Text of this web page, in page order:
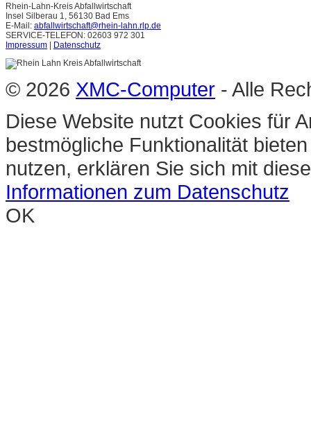
Rhein-Lahn-Kreis Abfallwirtschaft
Insel Silberau 1, 56130 Bad Ems
E-Mail: abfallwirtschaft@rhein-lahn.rlp.de
SERVICE-TELEFON: 02603 972 301
Impressum | Datenschutz
© 2026 XMC-Computer - Alle
Diese Website nutzt Cookies für
bestmögliche Funktionalität
nutzen, erklären Sie sich mit
Informationen zum Datenschutz
OK